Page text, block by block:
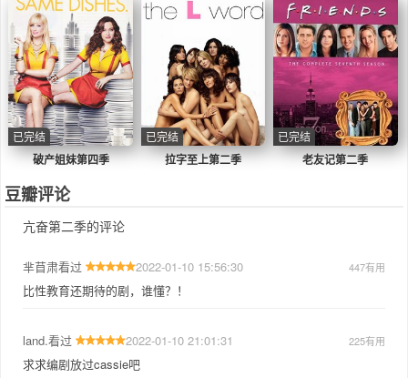
破产姐妹第四季
已完结
拉字至上第二季
已完结
老友记第二季
已完结
豆瓣评论
亢奋第二季的评论
447有用
芈苜肃看过
2022-01-10 15:56:30
比性教育还期待的剧，谁懂？！
225有用
land.看过
2022-01-10 21:01:31
求求编剧放过cassie吧